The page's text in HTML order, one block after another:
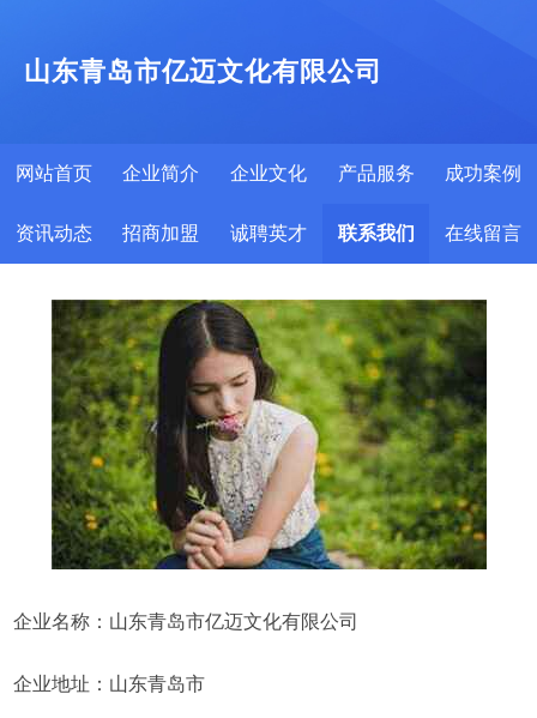
山东青岛市亿迈文化有限公司
网站首页 企业简介 企业文化 产品服务 成功案例
资讯动态 招商加盟 诚聘英才 联系我们 在线留言
企业名称：山东青岛市亿迈文化有限公司
企业地址：山东青岛市